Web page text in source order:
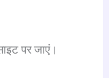
पर जाएं।